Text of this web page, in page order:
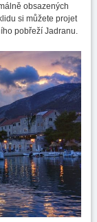
obsazených
si můžete projet
pobřeží Jadranu.